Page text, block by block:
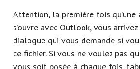
Attention, la première fois qu’une
s’ouvre avec Outlook, vous
dialogue qui vous demande si
ce fichier. Si vous ne voulez pas
vous soit posée à chaque fois,